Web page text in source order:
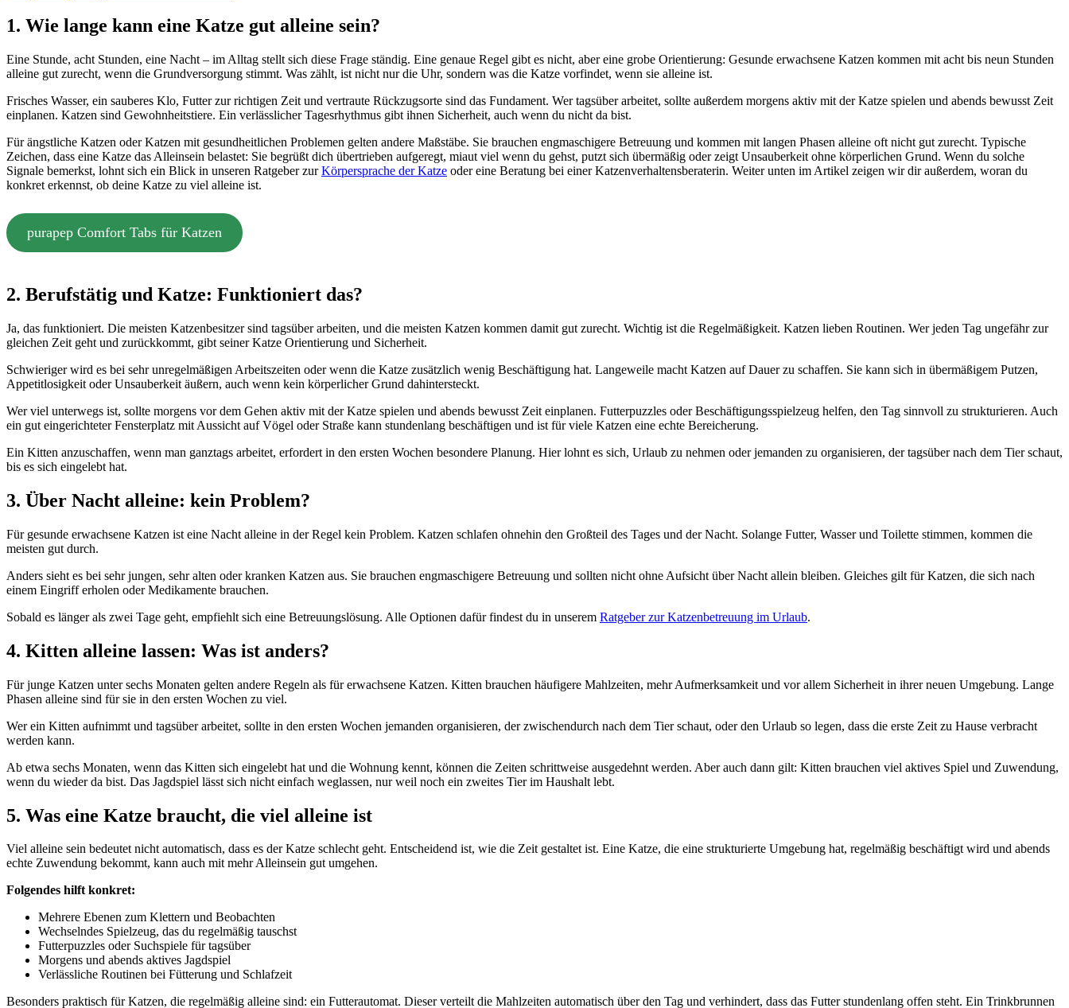
1. Wie lange kann eine Katze gut alleine sein?
Eine Stunde, acht Stunden, eine Nacht – im Alltag stellt sich diese Frage ständig. Eine genaue Regel gibt es nicht, aber eine grobe Orientierung: Gesunde erwachsene Katzen kommen mit acht bis neun Stunden
alleine gut zurecht, wenn die Grundversorgung stimmt. Was zählt, ist nicht nur die Uhr, sondern was die Katze vorfindet, wenn sie alleine ist.
Frisches Wasser, ein sauberes Klo, Futter zur richtigen Zeit und vertraute Rückzugsorte sind das Fundament. Wer tagsüber arbeitet, sollte außerdem morgens aktiv mit der Katze spielen und abends bewusst Zeit
einplanen. Katzen sind Gewohnheitstiere. Ein verlässlicher Tagesrhythmus gibt ihnen Sicherheit, auch wenn du nicht da bist.
Für ängstliche Katzen oder Katzen mit gesundheitlichen Problemen gelten andere Maßstäbe. Sie brauchen engmaschigere Betreuung und kommen mit langen Phasen alleine oft nicht gut zurecht. Typische
Zeichen, dass eine Katze das Alleinsein belastet: Sie begrüßt dich übertrieben aufgeregt, miaut viel wenn du gehst, putzt sich übermäßig oder zeigt Unsauberkeit ohne körperlichen Grund. Wenn du solche
Signale bemerkst, lohnt sich ein Blick in unseren Ratgeber zurKörpersprache der Katze oder eine Beratung bei einer Katzenverhaltensberaterin. Weiter unten im Artikel zeigen wir dir außerdem, woran du
konkret erkennst, ob deine Katze zu viel alleine ist.
purapep Comfort Tabs für Katzen
2. Berufstätig und Katze: Funktioniert das?
Ja, das funktioniert. Die meisten Katzenbesitzer sind tagsüber arbeiten, und die meisten Katzen kommen damit gut zurecht. Wichtig ist die Regelmäßigkeit. Katzen lieben Routinen. Wer jeden Tag ungefähr zur
gleichen Zeit geht und zurückkommt, gibt seiner Katze Orientierung und Sicherheit.
Schwieriger wird es bei sehr unregelmäßigen Arbeitszeiten oder wenn die Katze zusätzlich wenig Beschäftigung hat. Langeweile macht Katzen auf Dauer zu schaffen. Sie kann sich in übermäßigem Putzen,
Appetitlosigkeit oder Unsauberkeit äußern, auch wenn kein körperlicher Grund dahintersteckt.
Wer viel unterwegs ist, sollte morgens vor dem Gehen aktiv mit der Katze spielen und abends bewusst Zeit einplanen. Futterpuzzles oder Beschäftigungsspielzeug helfen, den Tag sinnvoll zu strukturieren. Auch
ein gut eingerichteter Fensterplatz mit Aussicht auf Vögel oder Straße kann stundenlang beschäftigen und ist für viele Katzen eine echte Bereicherung.
Ein Kitten anzuschaffen, wenn man ganztags arbeitet, erfordert in den ersten Wochen besondere Planung. Hier lohnt es sich, Urlaub zu nehmen oder jemanden zu organisieren, der tagsüber nach dem Tier schaut,
bis es sich eingelebt hat.
3. Über Nacht alleine: kein Problem?
Für gesunde erwachsene Katzen ist eine Nacht alleine in der Regel kein Problem. Katzen schlafen ohnehin den Großteil des Tages und der Nacht. Solange Futter, Wasser und Toilette stimmen, kommen die
meisten gut durch.
Anders sieht es bei sehr jungen, sehr alten oder kranken Katzen aus. Sie brauchen engmaschigere Betreuung und sollten nicht ohne Aufsicht über Nacht allein bleiben. Gleiches gilt für Katzen, die sich nach
einem Eingriff erholen oder Medikamente brauchen.
Sobald es länger als zwei Tage geht, empfiehlt sich eine Betreuungslösung. Alle Optionen dafür findest du in unserem Ratgeber zur Katzenbetreuung im Urlaub.
4. Kitten alleine lassen: Was ist anders?
Für junge Katzen unter sechs Monaten gelten andere Regeln als für erwachsene Katzen. Kitten brauchen häufigere Mahlzeiten, mehr Aufmerksamkeit und vor allem Sicherheit in ihrer neuen Umgebung. Lange
Phasen alleine sind für sie in den ersten Wochen zu viel.
Wer ein Kitten aufnimmt und tagsüber arbeitet, sollte in den ersten Wochen jemanden organisieren, der zwischendurch nach dem Tier schaut, oder den Urlaub so legen, dass die erste Zeit zu Hause verbracht
werden kann.
Ab etwa sechs Monaten, wenn das Kitten sich eingelebt hat und die Wohnung kennt, können die Zeiten schrittweise ausgedehnt werden. Aber auch dann gilt: Kitten brauchen viel aktives Spiel und Zuwendung,
wenn du wieder da bist. Das Jagdspiel lässt sich nicht einfach weglassen, nur weil noch ein zweites Tier im Haushalt lebt.
5. Was eine Katze braucht, die viel alleine ist
Viel alleine sein bedeutet nicht automatisch, dass es der Katze schlecht geht. Entscheidend ist, wie die Zeit gestaltet ist. Eine Katze, die eine strukturierte Umgebung hat, regelmäßig beschäftigt wird und abends
echte Zuwendung bekommt, kann auch mit mehr Alleinsein gut umgehen.
Folgendes hilft konkret:
Mehrere Ebenen zum Klettern und Beobachten
Wechselndes Spielzeug, das du regelmäßig tauschst
Futterpuzzles oder Suchspiele für tagsüber
Morgens und abends aktives Jagdspiel
Verlässliche Routinen bei Fütterung und Schlafzeit
Besonders praktisch für Katzen, die regelmäßig alleine sind: ein Futterautomat. Dieser verteilt die Mahlzeiten automatisch über den Tag und verhindert, dass das Futter stundenlang offen steht. Ein Trinkbrunnen